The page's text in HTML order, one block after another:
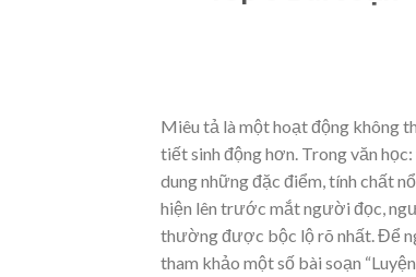
Miêu tả là một hoạt động không
tiết sinh động hơn. Trong văn học:
dung những đặc điểm, tính chất
hiện lên trước mắt người đọc,
thường được bộc lộ rõ nhất. Để
tham khảo một số bài soạn